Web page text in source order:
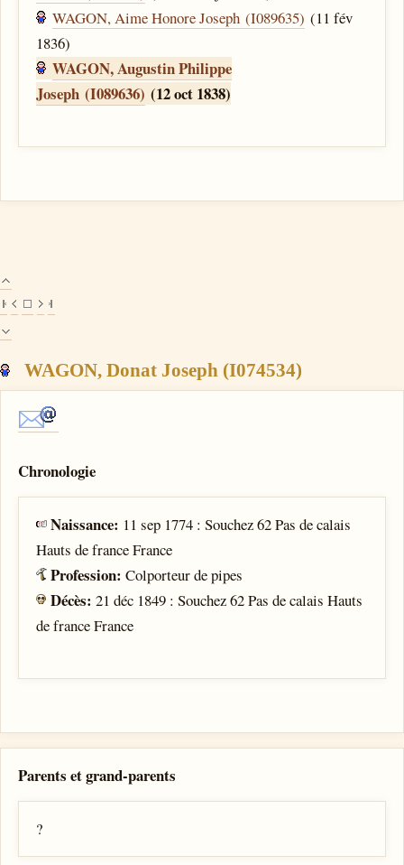
WAGON, Aime Honore Joseph (I089635) (11 fév
1836)
WAGON, Augustin Philippe
Joseph (I089636) (12 oct 1838)
WAGON, Donat Joseph (I074534)
Chronologie
Naissance: 11 sep 1774 : Souchez 62 Pas de calais
Hauts de france France
Profession:Colporteur de pipes
Décès:21 déc 1849 : Souchez 62 Pas de calais Hauts
de france France
Parents et grand-parents
?